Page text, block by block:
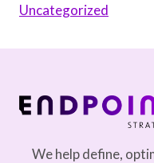
Uncategorized
We help define,